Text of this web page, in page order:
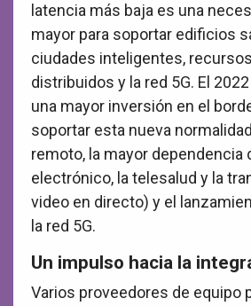
latencia más baja es una
mayor para soportar edificios
ciudades inteligentes,
distribuidos y la red 5G. El
una mayor inversión en el
soportar esta nueva
remoto, la mayor dependencia
electrónico, la telesalud y la
video en directo) y el
la red 5G.
Un impulso hacia la
Varios proveedores de equipo